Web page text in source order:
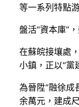
等一系列特點
盤活“資本庫”
在蘇皖接壤處
小鎮，正以“黨
為晉陞“融徐成
余萬元，建成